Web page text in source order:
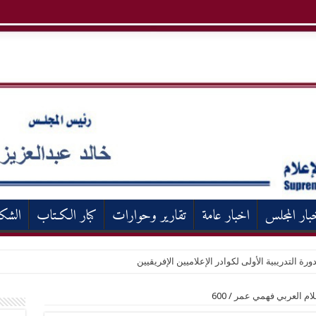
المجلس اخبار عامة تقارير وحوارات كبار الكـتاب
التدريبية الأولى لكوادر الإعلاميين الإفريقيين
العربي فهمي عمر /
600